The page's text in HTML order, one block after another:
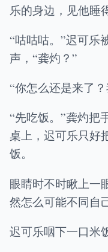
乐的身边，见他睡
“咕咕咕。”迟可乐
声，“龚灼？”
“你怎么还是来了
“先吃饭。”龚灼把
桌上，迟可乐只好
饭。
眼睛时不时瞅上一
然怎么可能不同自
迟可乐咽下一口米